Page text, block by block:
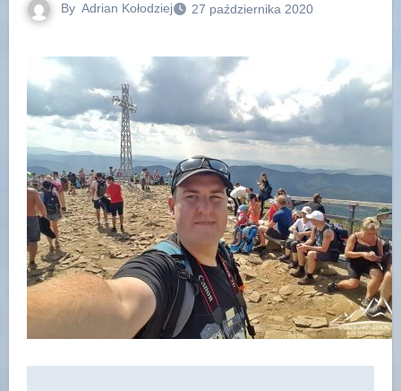
By Adrian Kołodziej 27 października 2020